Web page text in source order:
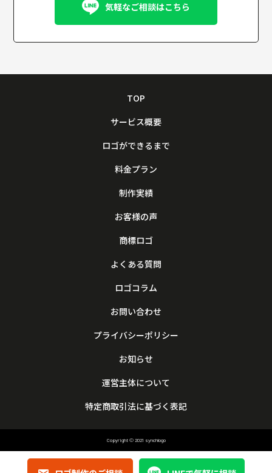
気軽なご相談はこちら
TOP
サービス概要
ロゴができるまで
料金プラン
制作実績
お客様の声
商標ロゴ
よくある質問
ロゴコラム
お問い合わせ
プライバシーポリシー
お知らせ
運営主体について
特定商取引法に基づく表記
Copyright © 2021 synchlogo